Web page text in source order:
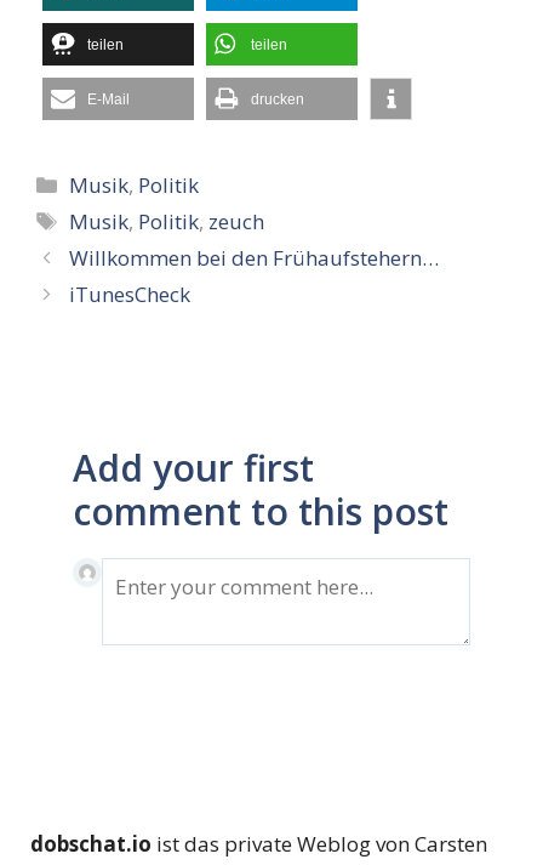
teilen teilen
E-Mail drucken
Kategorien
Musik, Politik
Schlagwörter
Musik, Politik, zeuch
Willkommen bei den Frühaufstehern…
iTunesCheck
Add your first
comment to this post
dobschat.io ist das private Weblog von Carsten